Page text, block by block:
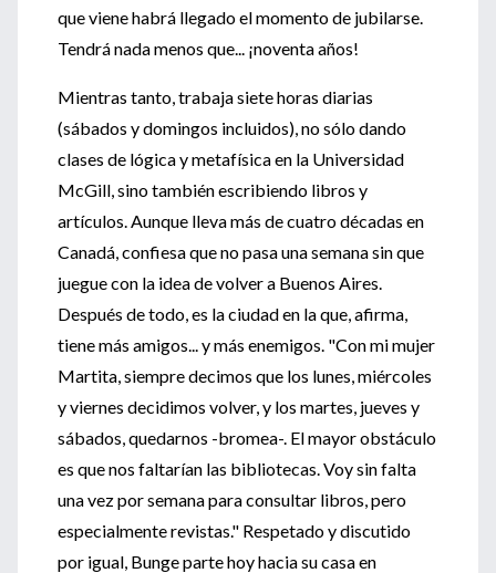
que viene habrá llegado el momento de jubilarse.
Tendrá nada menos que... ¡noventa años!
Mientras tanto, trabaja siete horas diarias
(sábados y domingos incluidos), no sólo dando
clases de lógica y metafísica en la Universidad
McGill, sino también escribiendo libros y
artículos. Aunque lleva más de cuatro décadas en
Canadá, confiesa que no pasa una semana sin que
juegue con la idea de volver a Buenos Aires.
Después de todo, es la ciudad en la que, afirma,
tiene más amigos... y más enemigos. "Con mi mujer
Martita, siempre decimos que los lunes, miércoles
y viernes decidimos volver, y los martes, jueves y
sábados, quedarnos -bromea-. El mayor obstáculo
es que nos faltarían las bibliotecas. Voy sin falta
una vez por semana para consultar libros, pero
especialmente revistas." Respetado y discutido
por igual, Bunge parte hoy hacia su casa en